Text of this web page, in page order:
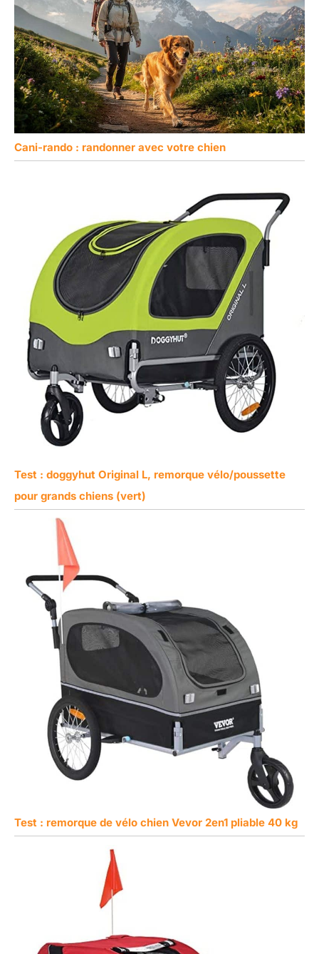
Cani-rando : randonner avec votre chien
Test : doggyhut Original L, remorque vélo/poussette
pour grands chiens (vert)
Test : remorque de vélo chien Vevor 2en1 pliable 40 kg